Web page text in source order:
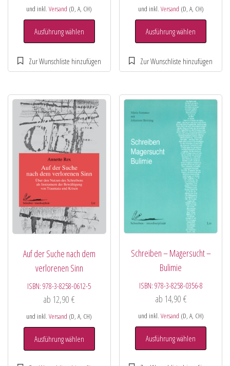
und inkl.Versand (D, A, CH)
Ausführung wählen
und inkl. Versand (D, A, CH)
Ausführung wählen
Auf der Suche nach dem
verlorenen Sinn
ISBN:978-3-8258-0612-5
ab 12,90€
und inkl.Versand (D, A, CH)
Ausführung wählen
Schreiben – Magersucht –
Bulimie
ISBN: 978-3-8258-0356-8
ab 14,90 €
und inkl. Versand (D, A, CH)
Ausführung wählen